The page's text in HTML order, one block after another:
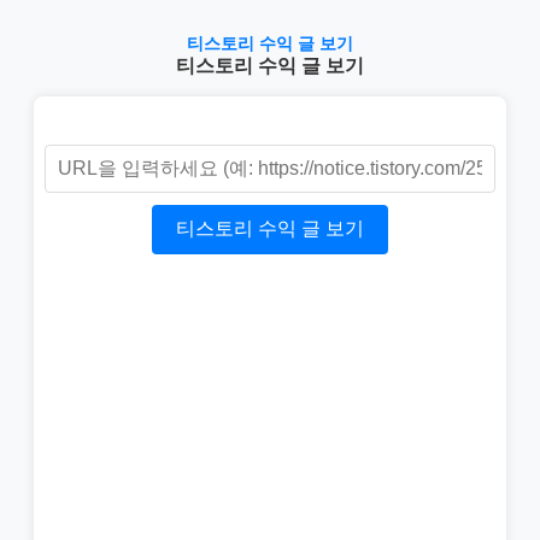
티스토리 수익 글 보기
티스토리 수익 글 보기
티스토리 수익 글 보기